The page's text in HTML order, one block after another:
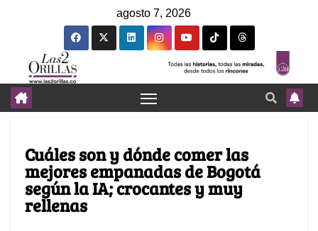
agosto 7, 2026
Cuáles son y dónde comer las
mejores empanadas de Bogotá
según la IA; crocantes y muy
rellenas